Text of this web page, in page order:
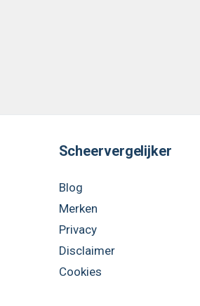
Scheervergelijker
Blog
Merken
Privacy
Disclaimer
Cookies